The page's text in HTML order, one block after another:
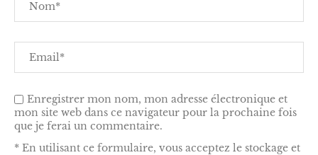
Enregistrer mon nom, mon adresse électronique et
mon site web dans ce navigateur pour la prochaine fois
que je ferai un commentaire.
* En utilisant ce formulaire, vous acceptez le stockage et